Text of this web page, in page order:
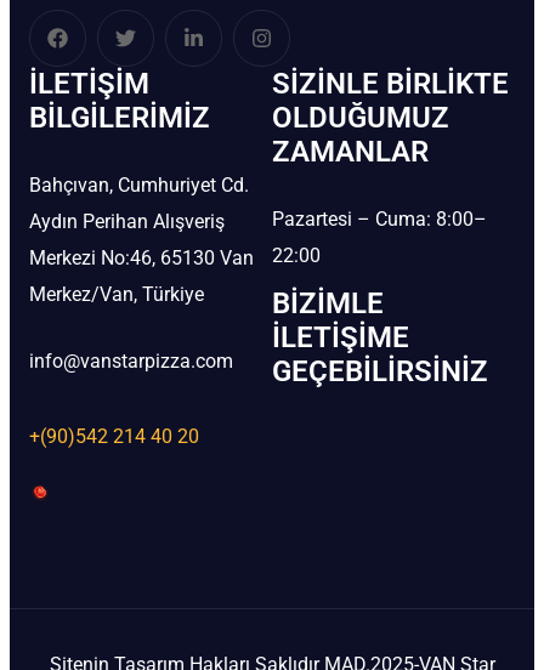
İLETIŞIM
BİLGILERIMIZ
Bahçıvan, Cumhuriyet Cd.
Aydın Perihan Alışveriş
Merkezi No:46, 65130 Van
Merkez/Van, Türkiye
info@vanstarpizza.com
+(90)542 214 40 20
SIZINLE BIRLIKTE
OLDUĞUMUZ
ZAMANLAR
Pazartesi – Cuma: 8:00–
22:00
BIZIMLE
İLETIŞIME
GEÇEBILIRSINIZ
Sitenin Tasarım Hakları Saklıdır MAD.2025-VAN Star